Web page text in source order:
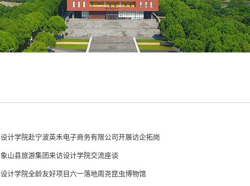
设计学院赴宁波英禾电子商务有限公司开展访企拓岗
象山县旅游集团来访设计学院交流座谈
设计学院全龄友好项目六一落地周尧昆虫博物馆